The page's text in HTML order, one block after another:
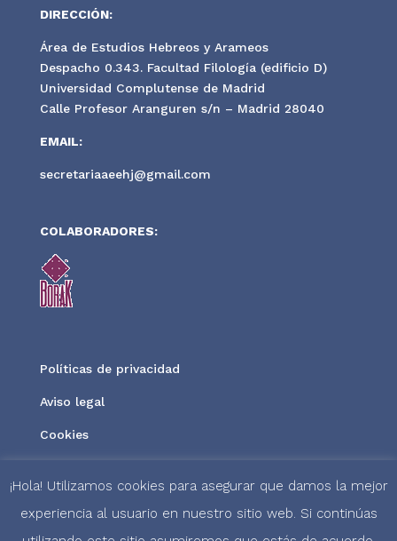
DIRECCIÓN:
Área de Estudios Hebreos y Arameos
Despacho 0.343. Facultad Filología (edificio D)
Universidad Complutense de Madrid
Calle Profesor Aranguren s/n – Madrid 28040
EMAIL:
secretariaaeehj@gmail.com
COLABORADORES:
Políticas de privacidad
Aviso legal
Cookies
¡Hola! Utilizamos cookies para asegurar que damos la mejor
experiencia al usuario en nuestro sitio web. Si continúas